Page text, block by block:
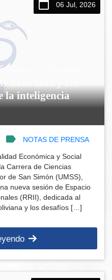
06 Jul, 2026
el análisis
boliviana y los
la inteligencia
NOTAS DE PRENSA
Económica y Social
Carrera de Ciencias
de San Simón (UMSS),
nueva sesión de Espacio
(RRII), dedicada al
y los desafíos […]